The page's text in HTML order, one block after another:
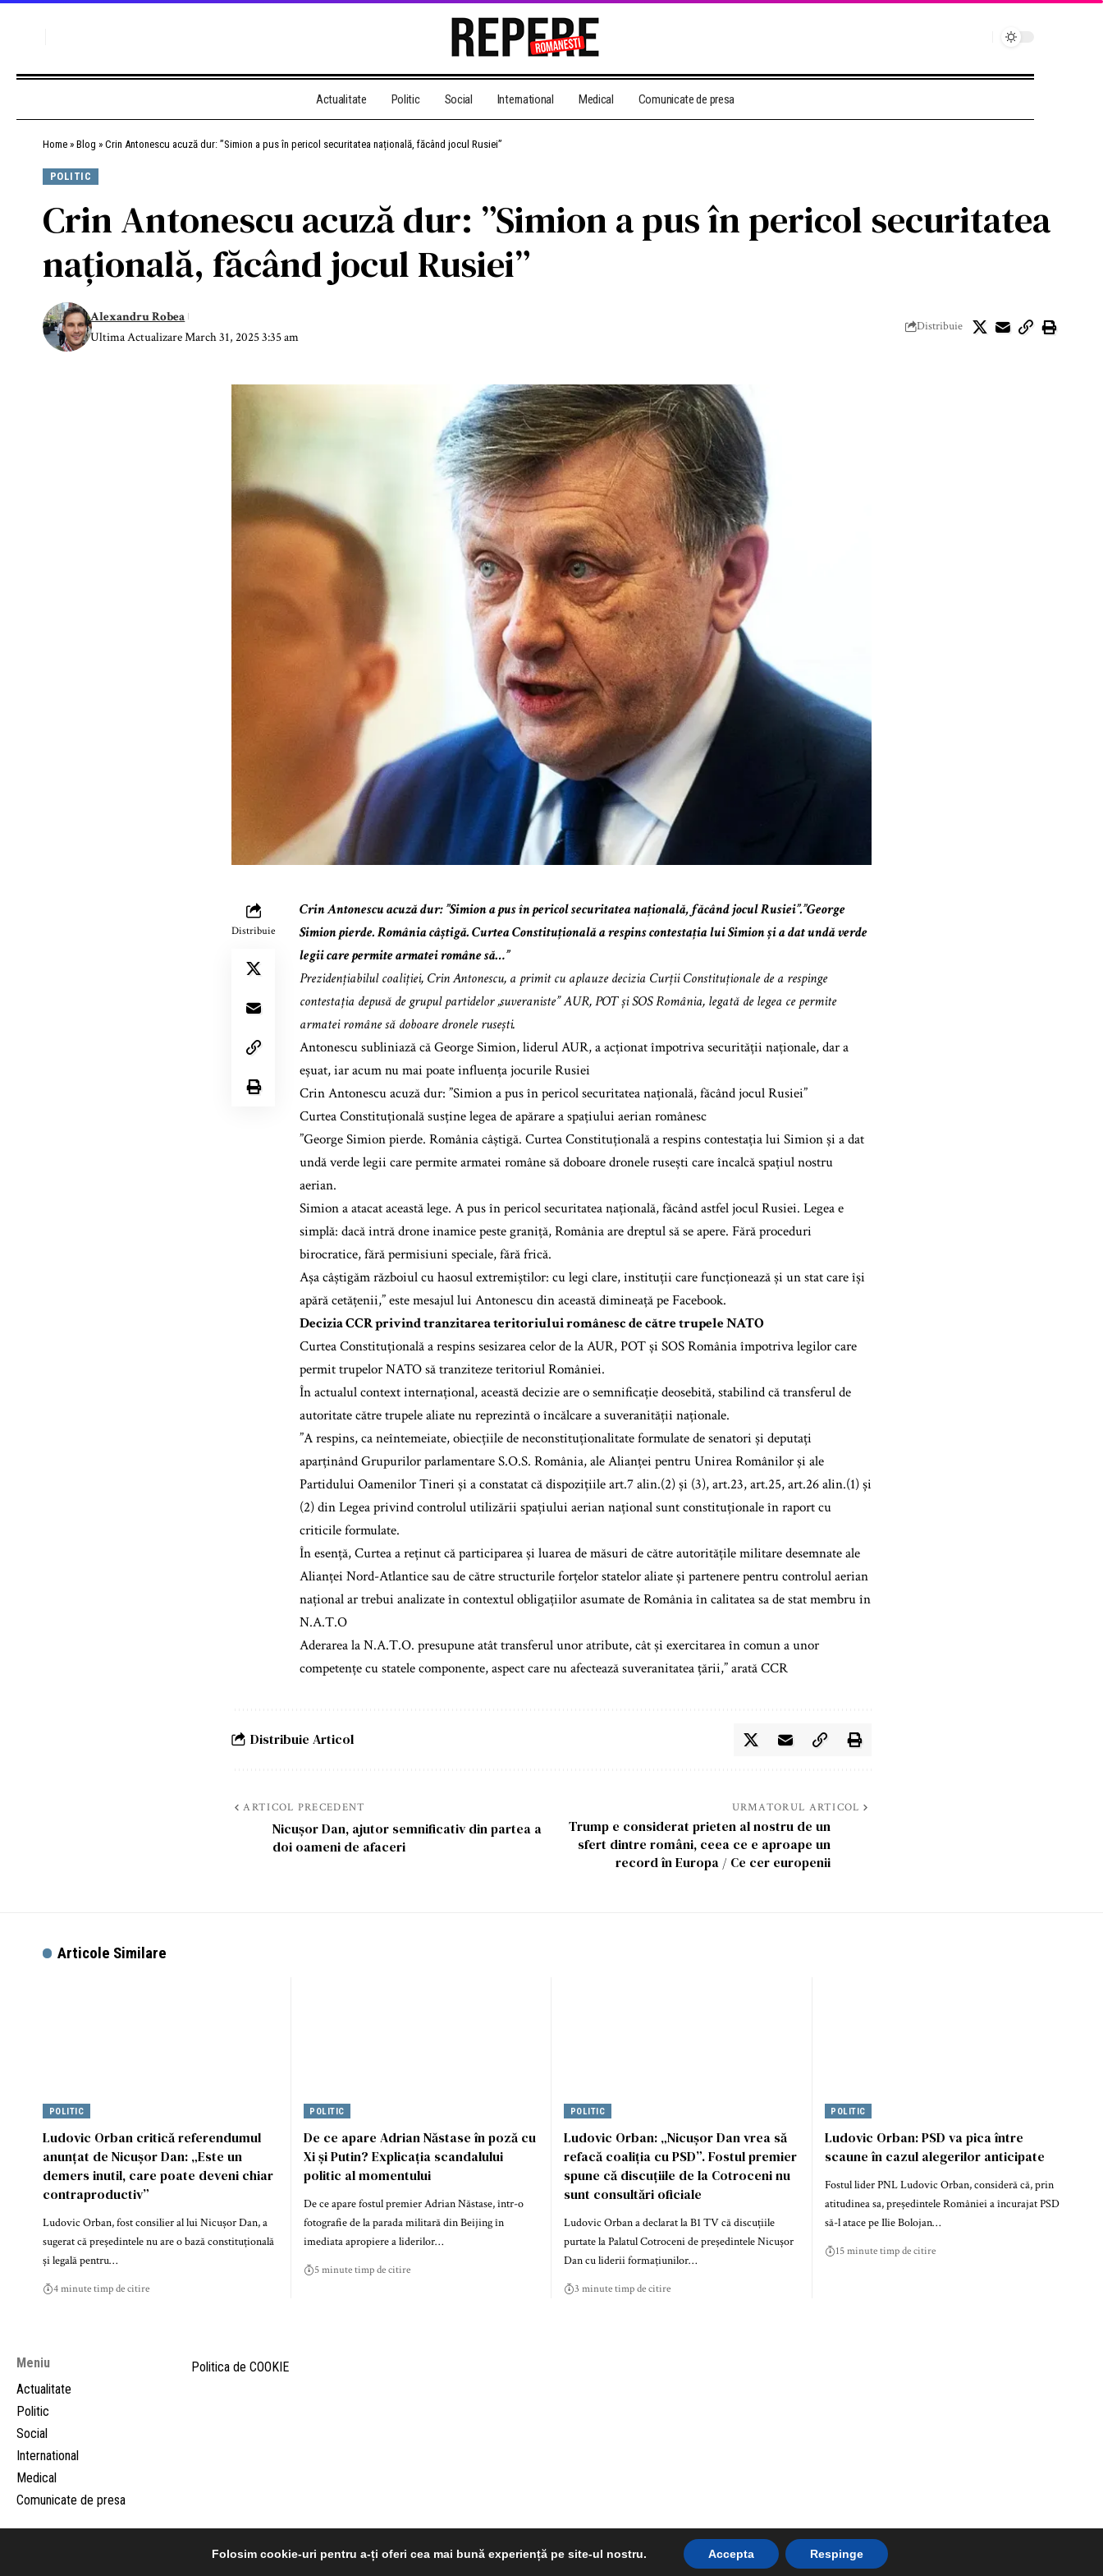
Actualitate Politic Social International Medical Comunicate de presa
Home » Blog » Crin Antonescu acuză dur: ”Simion a pus în pericol securitatea națională, făcând jocul Rusiei”
POLITIC
Crin Antonescu acuză dur: ”Simion a pus în pericol securitatea
națională, făcând jocul Rusiei”
Ultima Actualizare March 31, 2025 3:35 am
Alexandru Robea
Distribuie
Distribuie
Crin Antonescu acuză dur: ”Simion a pus în pericol securitatea națională, făcând jocul Rusiei”.”George
Simion pierde. România câștigă. Curtea Constituțională a respins contestația lui Simion și a dat undă verde
legii care permite armatei române să…”
Prezidențiabilul coaliției, Crin Antonescu, a primit cu aplauze decizia Curții Constituționale de a respinge
contestația depusă de grupul partidelor „suveraniste” AUR, POT și SOS România, legată de legea ce permite
armatei române să doboare dronele rusești.
Antonescu subliniază că George Simion, liderul AUR, a acționat împotriva securității naționale, dar a
eșuat, iar acum nu mai poate influența jocurile Rusiei
Crin Antonescu acuză dur: ”Simion a pus în pericol securitatea națională, făcând jocul Rusiei”
Curtea Constituțională susține legea de apărare a spațiului aerian românesc
”George Simion pierde. România câștigă. Curtea Constituțională a respins contestația lui Simion și a dat
undă verde legii care permite armatei române să doboare dronele rusești care încalcă spațiul nostru
aerian.
Simion a atacat această lege. A pus în pericol securitatea națională, făcând astfel jocul Rusiei. Legea e
simplă: dacă intră drone inamice peste graniță, România are dreptul să se apere. Fără proceduri
birocratice, fără permisiuni speciale, fără frică.
Așa câștigăm războiul cu haosul extremiștilor: cu legi clare, instituții care funcționează și un stat care își
apără cetățenii,” este mesajul lui Antonescu din această dimineață pe Facebook.
Decizia CCR privind tranzitarea teritoriului românesc de către trupele NATO
Curtea Constituțională a respins sesizarea celor de la AUR, POT și SOS România împotriva legilor care
permit trupelor NATO să tranziteze teritoriul României.
În actualul context internațional, această decizie are o semnificație deosebită, stabilind că transferul de
autoritate către trupele aliate nu reprezintă o încălcare a suveranității naționale.
”A respins, ca neîntemeiate, obiecțiile de neconstituționalitate formulate de senatori și deputați
aparținând Grupurilor parlamentare S.O.S. România, ale Alianței pentru Unirea Românilor și ale
Partidului Oamenilor Tineri și a constatat că dispozițiile art.7 alin.(2) și (3), art.23, art.25, art.26 alin.(1) și
(2) din Legea privind controlul utilizării spațiului aerian național sunt constituționale în raport cu
criticile formulate.
În esență, Curtea a reținut că participarea și luarea de măsuri de către autoritățile militare desemnate ale
Alianței Nord-Atlantice sau de către structurile forțelor statelor aliate și partenere pentru controlul aerian
național ar trebui analizate în contextul obligațiilor asumate de România în calitatea sa de stat membru în
N.A.T.O
Aderarea la N.A.T.O. presupune atât transferul unor atribute, cât și exercitarea în comun a unor
competențe cu statele componente, aspect care nu afectează suveranitatea țării,” arată CCR
Distribuie Articol
ARTICOL PRECEDENT
Nicușor Dan, ajutor semnificativ din partea a
doi oameni de afaceri
URMATORUL ARTICOL
Trump e considerat prieten al nostru de un
sfert dintre români, ceea ce e aproape un
record în Europa / Ce cer europenii
Articole Similare
POLITIC
Ludovic Orban critică referendumul
anunțat de Nicușor Dan: „Este un
demers inutil, care poate deveni chiar
contraproductiv”
Ludovic Orban, fost consilier al lui Nicușor Dan, a
sugerat că președintele nu are o bază constituțională
și legală pentru…
4 minute timp de citire
POLITIC
De ce apare Adrian Năstase în poză cu
Xi și Putin? Explicația scandalului
politic al momentului
De ce apare fostul premier Adrian Năstase, într-o
fotografie de la parada militară din Beijing în
imediata apropiere a liderilor…
5 minute timp de citire
POLITIC
Ludovic Orban: „Nicușor Dan vrea să
refacă coaliția cu PSD”. Fostul premier
spune că discuțiile de la Cotroceni nu
sunt consultări oficiale
Ludovic Orban a declarat la B1 TV că discuțiile
purtate la Palatul Cotroceni de președintele Nicușor
Dan cu liderii formațiunilor…
3 minute timp de citire
POLITIC
Ludovic Orban: PSD va pica între
scaune în cazul alegerilor anticipate
Fostul lider PNL Ludovic Orban, consideră că, prin
atitudinea sa, președintele României a încurajat PSD
să-l atace pe Ilie Bolojan…
15 minute timp de citire
Meniu
Actualitate
Politic
Social
International
Medical
Comunicate de presa
Politica de COOKIE
©RepereRomanesti.ro 2025
Folosim cookie-uri pentru a-ți oferi cea mai bună experiență pe site-ul nostru. Accepta Respinge